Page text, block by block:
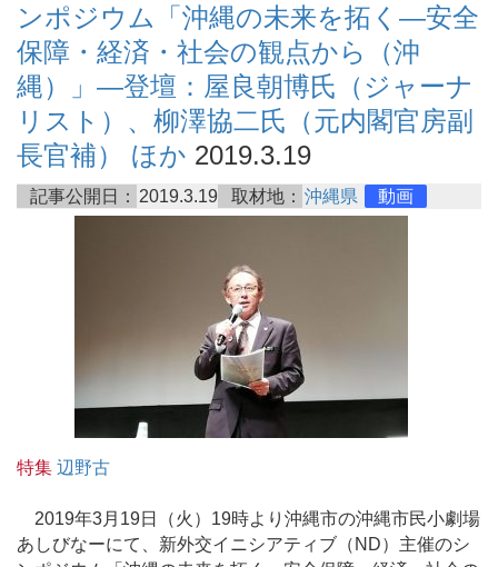
ンポジウム「沖縄の未来を拓く―安全
保障・経済・社会の観点から（沖
縄）」—登壇：屋良朝博氏（ジャーナ
リスト）、柳澤協二氏（元内閣官房副
長官補） ほか 2019.3.19
記事公開日： 2019.3.19 取材地： 沖縄県 動画
特集 辺野古
2019年3月19日（火）19時より沖縄市の沖縄市民小劇場
あしびなーにて、新外交イニシアティブ（ND）主催のシ